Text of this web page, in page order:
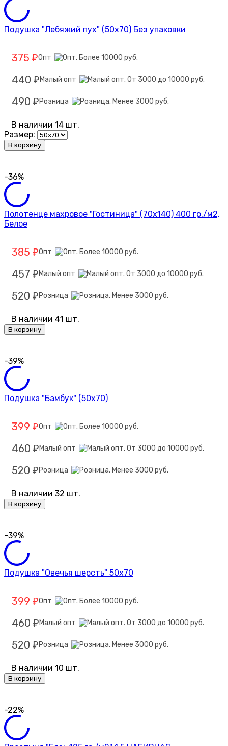
Подушка "Лебяжий пух" (50х70) Без упаковки
375 ₽Опт
440 ₽ Малый опт
490 ₽ Розница
В наличии 14 шт.
Размер:
В корзину
-36%
Полотенце махровое "Гостиница" (70х140) 400 гр./м2,
Белое
385 ₽Опт
457 ₽ Малый опт
520 ₽ Розница
В наличии 41 шт.
В корзину
-39%
Подушка "Бамбук" (50х70)
399 ₽Опт
460 ₽ Малый опт
520 ₽ Розница
В наличии 32 шт.
В корзину
-39%
Подушка "Овечья шерсть" 50х70
399 ₽Опт
460 ₽ Малый опт
520 ₽ Розница
В наличии 10 шт.
В корзину
-22%